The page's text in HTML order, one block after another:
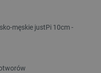
męskie justPi 10cm -